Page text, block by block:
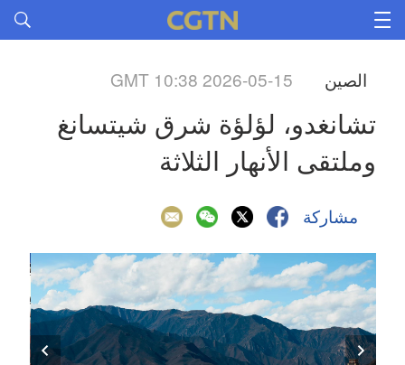
الصين GMT 10:38 2026-05-15
وملتقى الأنهار الثلاثة
مشاركة